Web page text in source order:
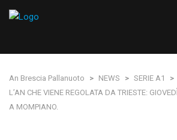
An Brescia Pallanuoto > NEWS > SERIE A1 >
L’AN CHE VIENE REGOLATA DA TRIESTE:
A MOMPIANO.